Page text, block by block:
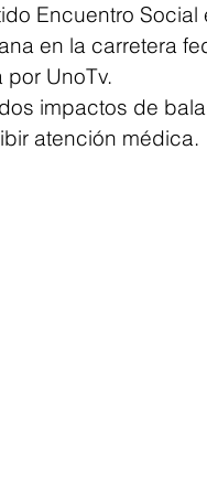
Encuentro
en la carretera
UnoTv.
impactos de
atención médica.